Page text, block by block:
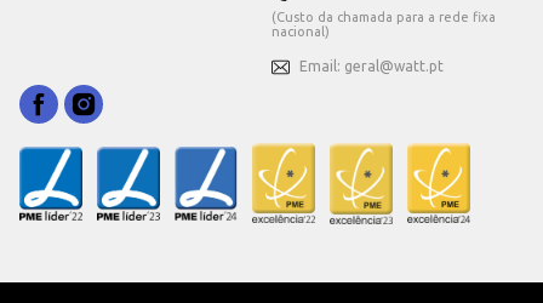
(Custo da chamada para a rede fixa
nacional)
Email: geral@watt.pt